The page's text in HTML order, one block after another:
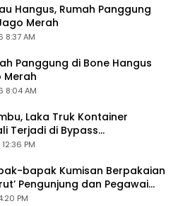
Hangus, Rumah Panggung
Merah
8:37 AM
Panggung di Bone Hangus
Merah
8:04 AM
Laka Truk Kontainer
Terjadi di Bypass
PM
bapak Kumisan Berpakaian
Pengunjung dan Pegawai
Aktifkan Layar Sentuh Atm
PM